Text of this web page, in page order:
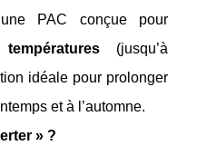
PAC conçue pour
(jusqu’à
idéale pour prolonger
et à l’automne.
» ?